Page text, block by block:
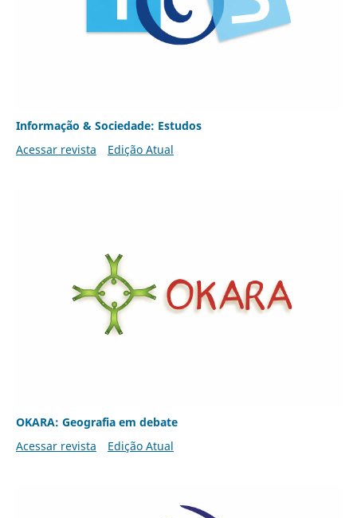
Informação & Sociedade: Estudos
Acessar revista
Edição Atual
OKARA: Geografia em debate
Acessar revista
Edição Atual